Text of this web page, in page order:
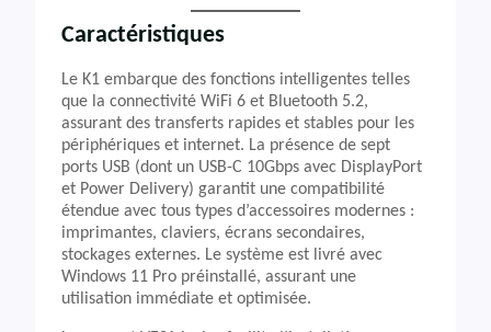
Caractéristiques
Le K1 embarque des fonctions intelligentes telles
que la connectivité WiFi 6 et Bluetooth 5.2,
assurant des transferts rapides et stables pour les
périphériques et internet. La présence de sept
ports USB (dont un USB-C 10Gbps avec DisplayPort
et Power Delivery) garantit une compatibilité
étendue avec tous types d’accessoires modernes :
imprimantes, claviers, écrans secondaires,
stockages externes. Le système est livré avec
Windows 11 Pro préinstallé, assurant une
utilisation immédiate et optimisée.